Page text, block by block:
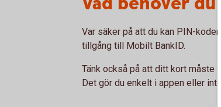
Var säker på att du kan PIN-
tillgång till Mobilt BankID.
Tänk också på att ditt kort måste
Det gör du enkelt i appen eller